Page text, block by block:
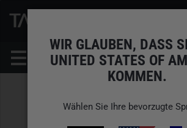
WIR GLAUBEN, DASS
UNITED STATES OF
KOMMEN.
Wählen Sie Ihre bevorzugte